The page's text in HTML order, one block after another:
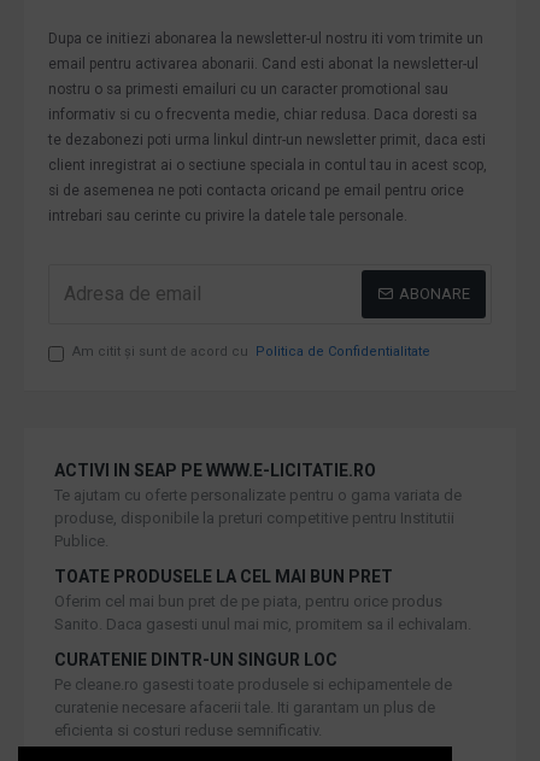
Dupa ce initiezi abonarea la newsletter-ul nostru iti vom trimite un
email pentru activarea abonarii. Cand esti abonat la newsletter-ul
nostru o sa primesti emailuri cu un caracter promotional sau
informativ si cu o frecventa medie, chiar redusa. Daca doresti sa
te dezabonezi poti urma linkul dintr-un newsletter primit, daca esti
client inregistrat ai o sectiune speciala in contul tau in acest scop,
si de asemenea ne poti contacta oricand pe email pentru orice
intrebari sau cerinte cu privire la datele tale personale.
ABONARE
Am citit şi sunt de acord cu Politica de Confidentialitate
ACTIVI IN SEAP PE WWW.E-LICITATIE.RO
Te ajutam cu oferte personalizate pentru o gama variata de
produse, disponibile la preturi competitive pentru Institutii
Publice.
TOATE PRODUSELE LA CEL MAI BUN PRET
Oferim cel mai bun pret de pe piata, pentru orice produs
Sanito. Daca gasesti unul mai mic, promitem sa il echivalam.
CURATENIE DINTR-UN SINGUR LOC
Pe cleane.ro gasesti toate produsele si echipamentele de
curatenie necesare afacerii tale. Iti garantam un plus de
eficienta si costuri reduse semnificativ.